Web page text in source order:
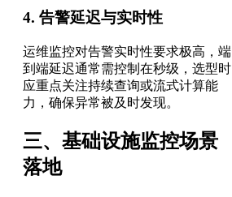
4. 告警延迟与实时性
运维监控对告警实时性要求极高，端
到端延迟通常需控制在秒级，选型时
应重点关注持续查询或流式计算能
力，确保异常被及时发现。
三、基础设施监控场景
落地